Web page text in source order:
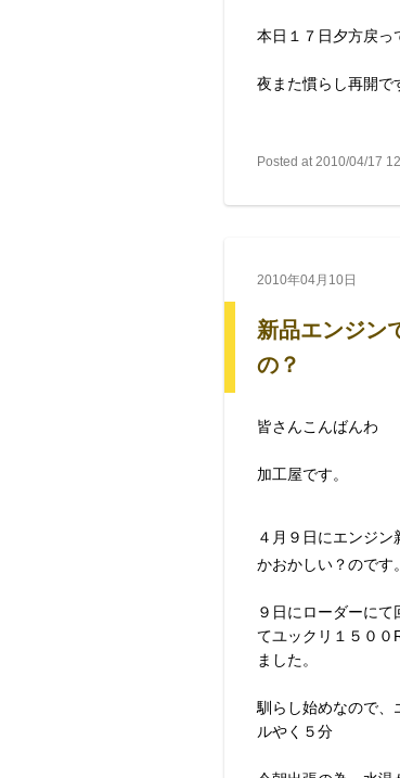
本日１７日夕方戻っ
夜また慣らし再開で
Posted at 2010/04/17
2010年04月10日
新品エンジン
の？
皆さんこんばんわ
加工屋です。
４月９日にエンジ
かおかしい？のです。
９日にローダーに
てユックリ１５００
ました。
馴らし始めなので、
ルやく５分